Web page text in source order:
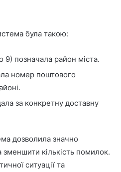
була такою:
9) позначала район міста.
номер поштового
за конкретну доставну
дозволила значно
кількість помилок.
ситуації та